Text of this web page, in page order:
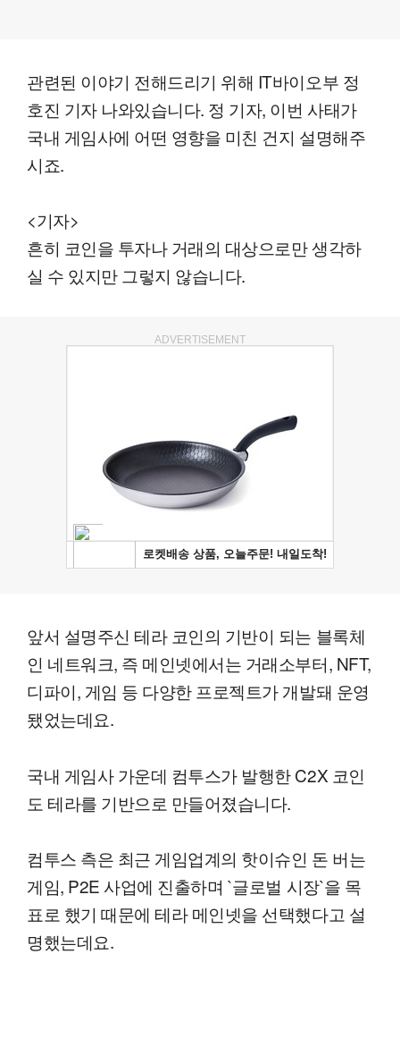
관련된 이야기 전해드리기 위해 IT바이오부 정
호진 기자 나와있습니다. 정 기자, 이번 사태가
국내 게임사에 어떤 영향을 미친 건지 설명해주
시죠.
<기자>
흔히 코인을 투자나 거래의 대상으로만 생각하
실 수 있지만 그렇지 않습니다.
ADVERTISEMENT
앞서 설명주신 테라 코인의 기반이 되는 블록체
인 네트워크, 즉 메인넷에서는 거래소부터, NFT,
디파이, 게임 등 다양한 프로젝트가 개발돼 운영
됐었는데요.
국내 게임사 가운데 컴투스가 발행한 C2X 코인
도 테라를 기반으로 만들어졌습니다.
컴투스 측은 최근 게임업계의 핫이슈인 돈 버는
게임, P2E 사업에 진출하며 `글로벌 시장`을 목
표로 했기 때문에 테라 메인넷을 선택했다고 설
명했는데요.